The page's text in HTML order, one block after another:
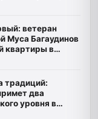
ветеран
Муса Багаудинов
квартиры в
традиций:
два
уровня в
и Рустама